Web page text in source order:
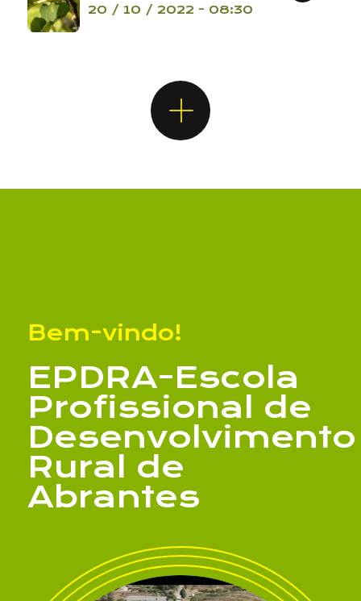
Assunto
20 / 10 / 2022 - 08:30
Bem-vindo!
EPDRA-Escola
Profissional de
Desenvolvimento
Rural de
Abrantes